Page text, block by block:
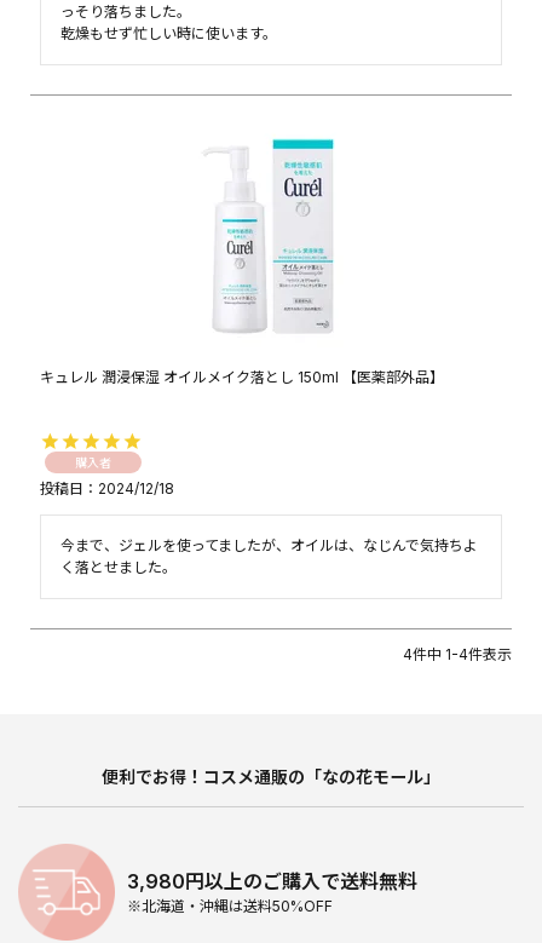
っそり落ちました。
乾燥もせず忙しい時に使います。
キュレル 潤浸保湿 オイルメイク落とし 150ml 【医薬部外品】
購入者
投稿日 2024/12/18
今まで、ジェルを使ってましたが、オイルは、なじんで気持ちよ
く落とせました。
4件中 1-4件表示
便利でお得！コスメ通販の「なの花モール」
3,980円以上のご購入で送料無料
※北海道・沖縄は送料50%OFF